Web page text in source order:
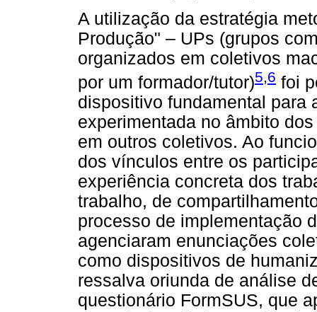
A utilização da estratégia
Produção" – UPs (grupos
organizados em coletivos
por um formador/tutor)5,6 foi
dispositivo fundamental para
experimentada no âmbito
em outros coletivos. Ao
dos vínculos entre os
experiência concreta dos
trabalho, de
processo de implementação
agenciaram enunciações
como dispositivos de
ressalva oriunda de análise
questionário FormSUS, que